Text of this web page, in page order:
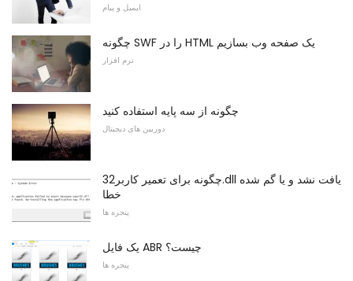
ایمیل و پیام
چگونه SWF را در HTML یک صفحه وب بسازیم
نرم افزار
چگونه از سه پایه استفاده کنید
دوربین های دیجیتال
چگونه برای تعمیر کاربر32.dll یافت نشد و یا گم شده
خطا
پنجره ها
یک فایل ABR چیست؟
پنجره ها